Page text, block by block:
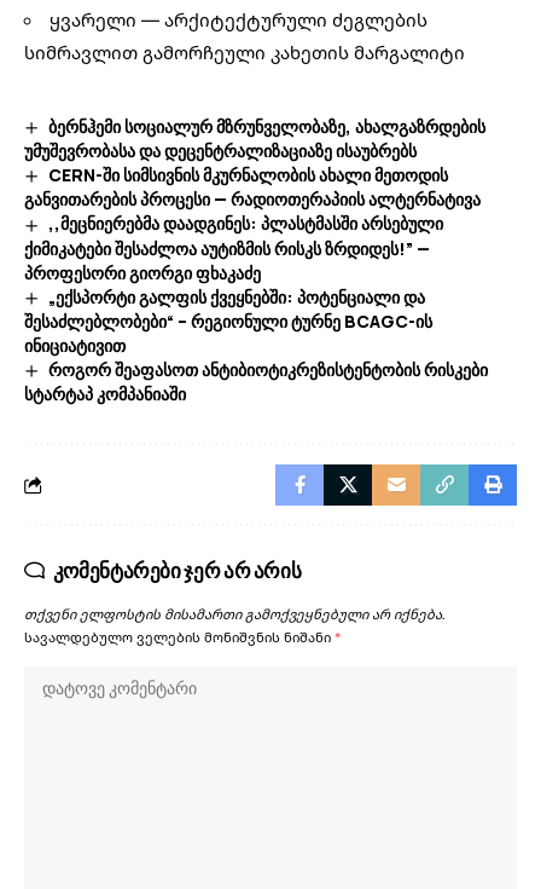
ყვარელი — არქიტექტურული ძეგლების
სიმრავლით გამორჩეული კახეთის მარგალიტი
ბერნჰემი სოციალურ მზრუნველობაზე, ახალგაზრდების
უმუშევრობასა და დეცენტრალიზაციაზე ისაუბრებს
CERN-ში სიმსივნის მკურნალობის ახალი მეთოდის
განვითარების პროცესი — რადიოთერაპიის ალტერნატივა
,,მეცნიერებმა დაადგინეს: პლასტმასში არსებული
ქიმიკატები შესაძლოა აუტიზმის რისკს ზრდიდეს!” —
პროფესორი გიორგი ფხაკაძე
„ექსპორტი გალფის ქვეყნებში: პოტენციალი და
შესაძლებლობები“ – რეგიონული ტურნე BCAGC-ის
ინიციატივით
როგორ შეაფასოთ ანტიბიოტიკრეზისტენტობის რისკები
სტარტაპ კომპანიაში
კომენტარები ჯერ არ არის
თქვენი ელფოსტის მისამართი გამოქვეყნებული არ იქნება.
სავალდებულო ველების მონიშვნის ნიშანი *